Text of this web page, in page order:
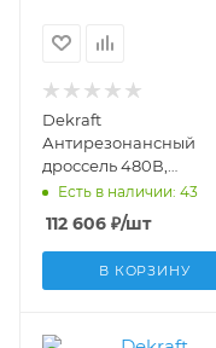
Dekraft
Антирезонансный
дроссель 480В,
расстройка 7%, 50 (3,5)
кВАр, медь ДР-101
50529DEK
Есть в наличии: 43
112 606 ₽/шт
В КОРЗИНУ